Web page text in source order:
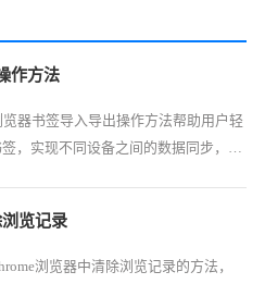
作方法
览器书签导入导出操作方法帮助用户轻
，实现不同设备之间的数据同步，支
览记录
浏览器中清除浏览记录的方法，